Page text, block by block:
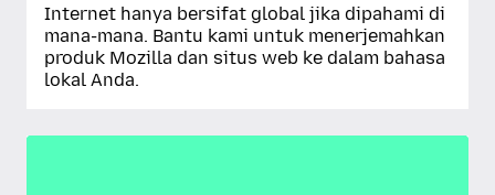
Internet hanya bersifat global jika dipahami di
mana-mana. Bantu kami untuk menerjemahkan
produk Mozilla dan situs web ke dalam bahasa
lokal Anda.